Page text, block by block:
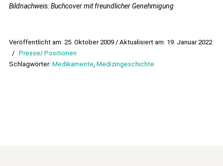
Bildnachweis: Buchcover mit freundlicher Genehmigung
Veröffentlicht am: 25. Oktober 2009 / Aktualisiert am: 19. Januar 2022
/ Presse/ Positionen
Schlagwörter: Medikamente, Medizingeschichte